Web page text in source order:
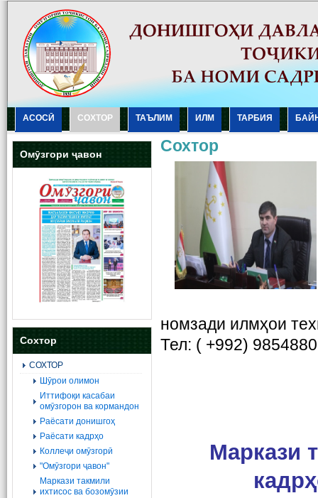
АСОСӢ СОХТОР ТАЪЛИМ ИЛМ ТАРБИЯ
Омӯзгори ҷавон
Сохтор
СОХТОР
Шӯрои олимон
Иттифоқи касабаи
омӯзгорон ва кормандон
Раёсати донишгоҳ
Раёсати кадрҳо
Коллеҷи омӯзгорӣ
"Омӯзгори ҷавон"
Маркази такмили
ихтисос ва бозомӯзии
Сохтор
номзади илмҳои
Тел: ( +992)
Маркази